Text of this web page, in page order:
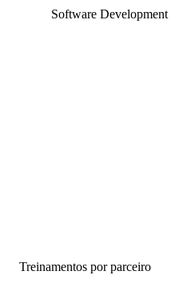
Software Development
Treinamentos por parceiro